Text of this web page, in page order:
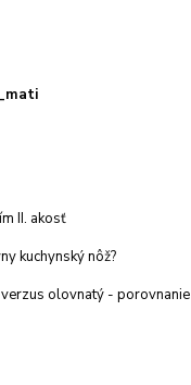
II. akosť
kuchynský nôž?
olovnatý - porovnanie